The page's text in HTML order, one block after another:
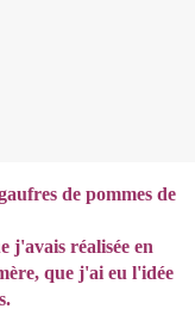
de pommes de
j'avais réalisée en
que j'ai eu l'idée